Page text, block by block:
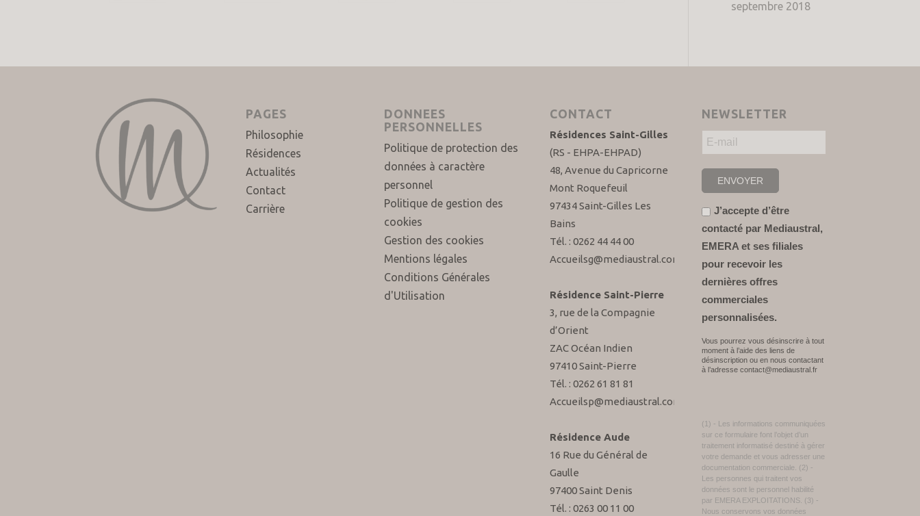
septembre 2018
PAGES
Philosophie
Résidences
Actualités
Contact
Carrière
DONNEES
PERSONNELLES
Politique de protection des
données à caractère
personnel
Politique de gestion des
cookies
Gestion des cookies
Mentions légales
Conditions Générales
d'Utilisation
CONTACT
Résidences Saint-Gilles
(RS - EHPA-EHPAD)
48, Avenue du Capricorne
Mont Roquefeuil
97434 Saint-Gilles Les
Bains
Tél. : 0262 44 44 00
Accueilsg@mediaustral.com
Résidence Saint-Pierre
3, rue de la Compagnie
d’Orient
ZAC Océan Indien
97410 Saint-Pierre
Tél. : 0262 61 81 81
Accueilsp@mediaustral.com
Résidence Aude
16 Rue du Général de
Gaulle
97400 Saint Denis
Tél. : 0263 00 11 00
NEWSLETTER
J’accepte d’être
contacté par Mediaustral,
EMERA et ses filiales
pour recevoir les
dernières offres
commerciales
personnalisées.
Vous pourrez vous désinscrire à tout
moment à l’aide des liens de
désinscription ou en nous contactant
à l’adresse contact@mediaustral.fr
(1) - Les informations communiquées
sur ce formulaire font l’objet d’un
traitement informatisé destiné à gérer
votre demande et vous adresser une
documentation commerciale. (2) -
Les personnes qui traitent vos
données sont le personnel habilité
par EMERA EXPLOITATIONS. (3) -
Nous conservons vos données